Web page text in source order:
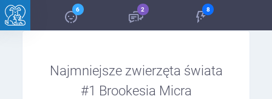
6 2 8
Najmniejsze zwierzęta świata
#1 Brookesia Micra